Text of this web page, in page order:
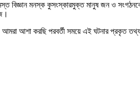
বিজ্ঞান মনস্ক কুসংস্কারমুক্ত মানুষ জন ও
আমরা আশা করছি পরবর্তী সময়ে এই ঘটনার প্রকৃত